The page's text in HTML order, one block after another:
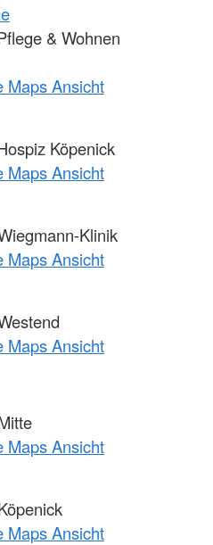
& Wohnen
Maps Ansicht
Köpenick
Maps Ansicht
Klinik
Maps Ansicht
Maps Ansicht
Maps Ansicht
Maps Ansicht